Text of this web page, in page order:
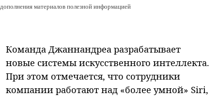
дополнения материалов полезной информацией
Команда Джаннандреа разрабатывает
новые системы искусственного интеллекта.
При этом отмечается, что сотрудники
компании работают над «более умной» Siri,